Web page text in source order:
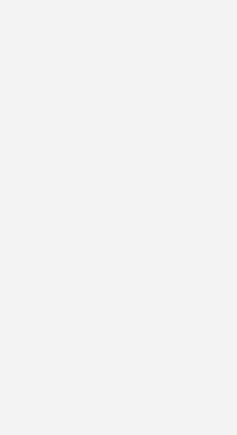
die Möglichkeit, Ökostrom dort zu
wird. Die Betreiber einer
dabei ihren Solarstrom nicht gegen EEG-
verkaufen ihn direkt an regionale Verbraucher
Die Stromkunden erhalten einen Tarif,
Grundversorgers liegt. Dies ist möglich, da
direkt an die Stromkunden geliefert wird, von
profitiert. Im vorliegenden
Novelle ist dieses Grünstromprivileg jedoch
Die verminderte EEG-Umlage ist jedoch auf
das Grünstromprivileg zu kritisieren. Auf
durch die regionale Direktvermarktung –
– zu einen das EEG-Konto und zum
entlastet. Denn jede Kilowattstunde, die die
Strombörse verkaufen müssen, vermindert
den Stromhandel anfällt. Zudem müssen
der Direktvermarktung die Stromerzeugung
und dementsprechend Fahrpläne ihrer
Damit haben die Netzbetreiber wiederum
einen Teil der Regelung des Netzes erledigt.
müssen sich um das
die Rechnungsstellung, die